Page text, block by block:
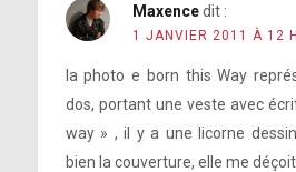
Maxence dit :
1 JANVIER 2011 À 12
la photo e born this Way
dos, portant une veste avec
way » , il y a une licorne
bien la couverture, elle me déçoit